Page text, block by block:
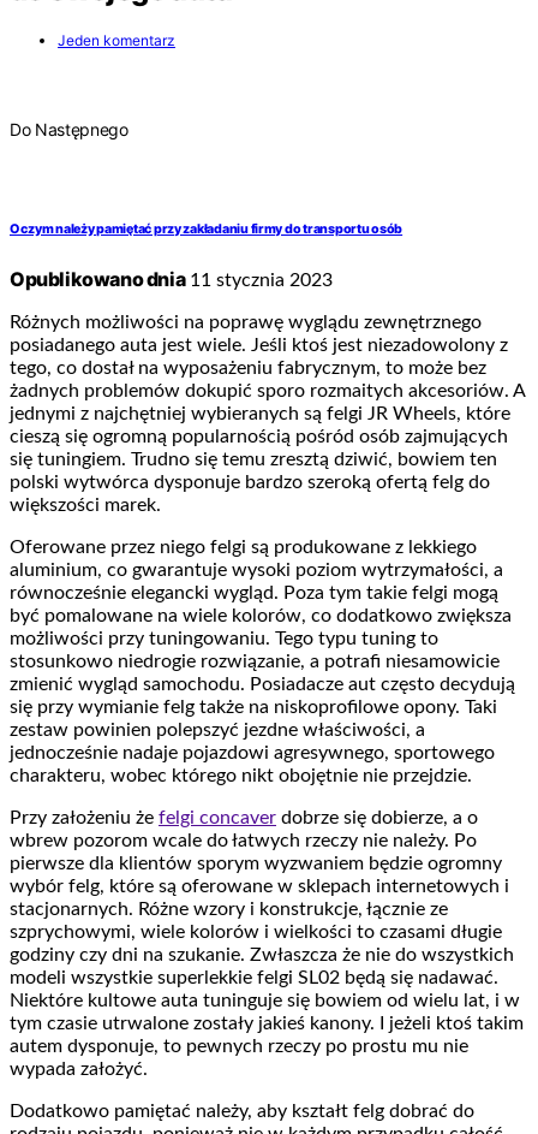
Jeden komentarz
Do Następnego
O czym należy pamiętać przy zakładaniu firmy do transportu osób
Opublikowano dnia11 stycznia 2023
Różnych możliwości na poprawę wyglądu zewnętrznego
posiadanego auta jest wiele. Jeśli ktoś jest niezadowolony z
tego, co dostał na wyposażeniu fabrycznym, to może bez
żadnych problemów dokupić sporo rozmaitych akcesoriów. A
jednymi z najchętniej wybieranych są felgi JR Wheels, które
cieszą się ogromną popularnością pośród osób zajmujących
się tuningiem. Trudno się temu zresztą dziwić, bowiem ten
polski wytwórca dysponuje bardzo szeroką ofertą felg do
większości marek.
Oferowane przez niego felgi są produkowane z lekkiego
aluminium, co gwarantuje wysoki poziom wytrzymałości, a
równocześnie elegancki wygląd. Poza tym takie felgi mogą
być pomalowane na wiele kolorów, co dodatkowo zwiększa
możliwości przy tuningowaniu. Tego typu tuning to
stosunkowo niedrogie rozwiązanie, a potrafi niesamowicie
zmienić wygląd samochodu. Posiadacze aut często decydują
się przy wymianie felg także na niskoprofilowe opony. Taki
zestaw powinien polepszyć jezdne właściwości, a
jednocześnie nadaje pojazdowi agresywnego, sportowego
charakteru, wobec którego nikt obojętnie nie przejdzie.
Przy założeniu że felgi concaver dobrze się dobierze, a o
wbrew pozorom wcale do łatwych rzeczy nie należy. Po
pierwsze dla klientów sporym wyzwaniem będzie ogromny
wybór felg, które są oferowane w sklepach internetowych i
stacjonarnych. Różne wzory i konstrukcje, łącznie ze
szprychowymi, wiele kolorów i wielkości to czasami długie
godziny czy dni na szukanie. Zwłaszcza że nie do wszystkich
modeli wszystkie superlekkie felgi SL02 będą się nadawać.
Niektóre kultowe auta tuninguje się bowiem od wielu lat, i w
tym czasie utrwalone zostały jakieś kanony. I jeżeli ktoś takim
autem dysponuje, to pewnych rzeczy po prostu mu nie
wypada założyć.
Dodatkowo pamiętać należy, aby kształt felg dobrać do